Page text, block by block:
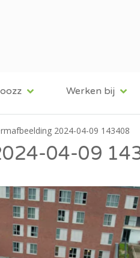
Werken bij
2024-04-09 143408
04-09